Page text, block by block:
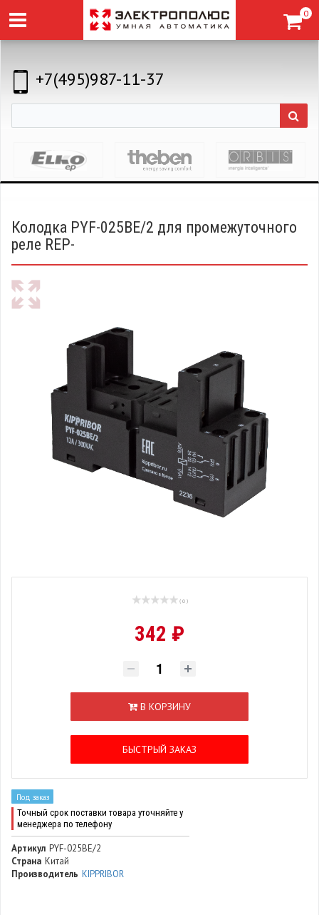
0
+7(495)987-11-37
Колодка PYF-025BE/2 для промежуточного
реле REP-
( 0 )
342 ₽
В КОРЗИНУ
БЫСТРЫЙ ЗАКАЗ
Под заказ
Точный срок поставки товара уточняйте у
менеджера по телефону
Артикул PYF-025BE/2
Страна Китай
Производитель KIPPRIBOR